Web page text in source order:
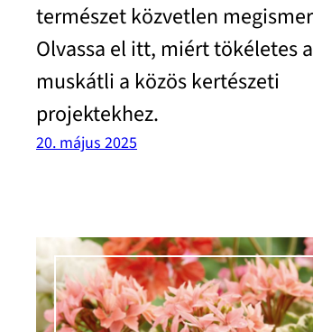
természet közvetlen
Olvassa el itt, miért tökéletes a
muskátli a közös kertészeti
projektekhez.
20. május 2025